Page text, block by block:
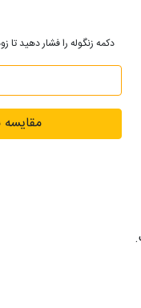
دکمه زنگوله را فشار دهید تا